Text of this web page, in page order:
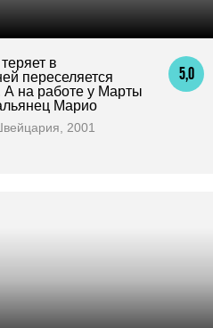
5,0
в
переселяется
на работе у Марты
Марио
2001